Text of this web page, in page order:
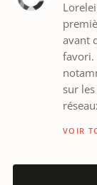
avant
favori.
sur
VOIR